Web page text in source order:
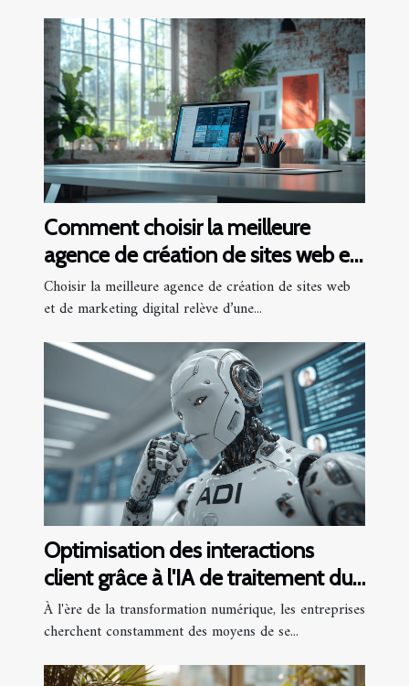
Comment choisir la meilleure
agence de création de sites web et
marketing digital
Choisir la meilleure agence de création de sites web
et de marketing digital relève d’une...
Optimisation des interactions
client grâce à l'IA de traitement du
langage
À l'ère de la transformation numérique, les entreprises
cherchent constamment des moyens de se...